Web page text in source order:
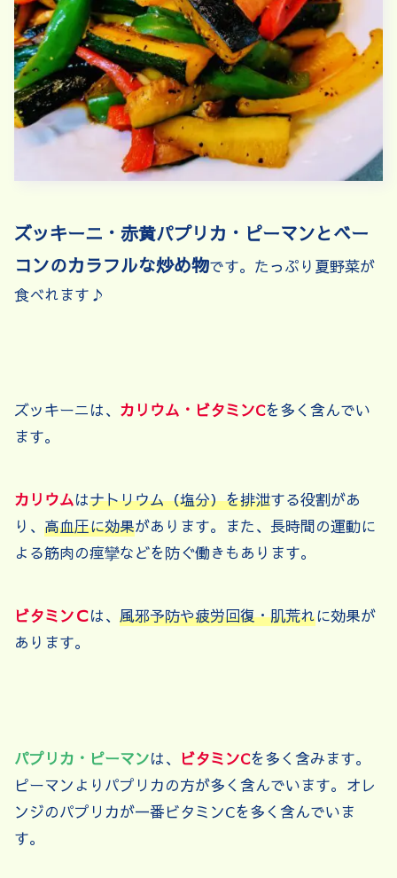
ズッキーニ・赤黄パプリカ・ピーマンとベー
コンのカラフルな炒め物です。たっぷり夏野菜が
食べれます♪
ズッキーニは、 カリウム・ビタミンCを多く含んでい
ます。
カリウムはナトリウム（塩分）を排泄する役割があ
り、 高血圧に効果があります。また、長時間の運動に
よる筋肉の痙攣などを防ぐ働きもあります。
ビタミンＣは、 風邪予防や疲労回復・肌荒れに効果が
あります。
パプリカ・ピーマンは、 ビタミンCを多く含みます。
ピーマンよりパプリカの方が多く含んでいます。オレ
ンジのパプリカが一番ビタミンCを多く含んでいま
す。